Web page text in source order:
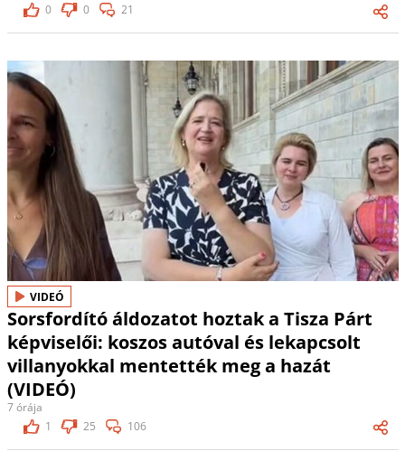
0
0 21
VIDEÓ
Sorsfordító áldozatot hoztak a Tisza Párt
képviselői: koszos autóval és lekapcsolt
villanyokkal mentették meg a hazát
(VIDEÓ)
7 órája
1
25 106